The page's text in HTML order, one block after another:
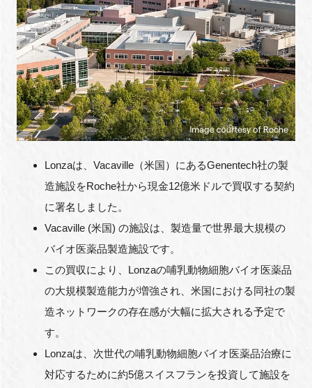
ニュース・掲示板
LINK-Jを知る
特別会員
施設・アクセス
イベントお知らせメール登録
Lonzaは、Vacaville（米国）にあるGenentech社の製
造施設をRoche社から現金12億米ドルで買収する契約
に署名しました。
Vacaville (米国) の施設は、製造量で世界最大規模の
バイオ医薬品製造施設です。
この買収により、Lonzaの哺乳動物細胞バイオ医薬品
の大規模製造能力が増強され、米国における同社の製
造ネットワークの存在感が大幅に拡大される予定で
す。
Lonzaは、次世代の哺乳動物細胞バイオ医薬品治療に
対応するために約5億スイスフランを投資して施設を